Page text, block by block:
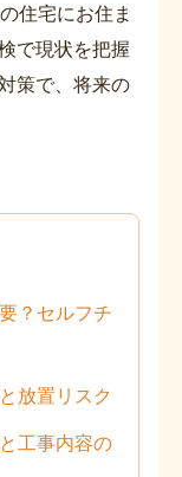
住宅にお住ま
で現状を把握
策で、将来の
？セルフチ
放置リスク
工事内容の